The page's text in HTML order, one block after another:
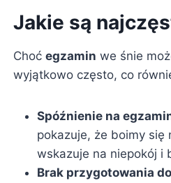
Jakie są
Choć egzamin we śnie
wyjątkowo często, co
Spóźnienie na
pokazuje, że boimy się
wskazuje na niepokój i
Brak przygotowania